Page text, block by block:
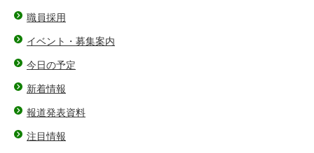
職員採用
イベント・募集案内
今日の予定
新着情報
報道発表資料
注目情報